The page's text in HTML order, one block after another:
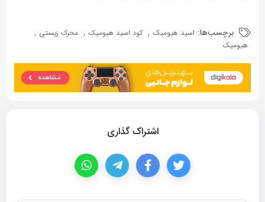
برچسب‌ها: اسید هیومیک , کود اسید هیومیک , محرک زیستی ,
هیومیک
اشتراک گذاری